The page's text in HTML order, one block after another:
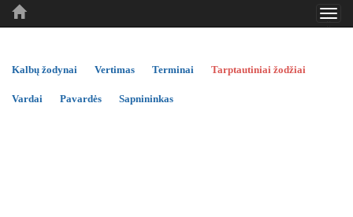
..
..
Kalbų žodynai Vertimas Terminai Tarptautiniai žodžiai
Vardai Pavardės Sapnininkas